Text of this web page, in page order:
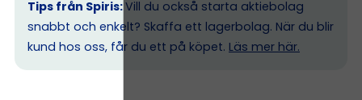
Tips från Spiris:Vill du också starta aktiebolag
snabbt och enkelt? Skaffa ett lagerbolag. När du blir
kund hos oss, får du ett på köpet. Läs mer här.